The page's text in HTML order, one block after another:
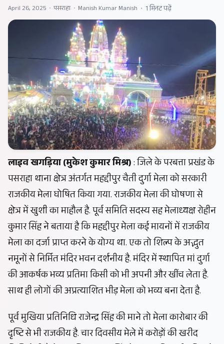
April 26, 2025 • पसराहा • Manish Kumar Manish • 1 मिनट पढ़ें
लाइव खगड़िया (मुकेश कुमार मिश्र): जिले के परबत्ता प्रखंड के
पसराहा थाना क्षेत्र अंतर्गत महद्दीपुर चैती दुर्गा मेला को सरकारी
राजकीय मेला घोषित किया गया. राजकीय मेला की घोषणा से
क्षेत्र में खुशी का माहौल है. पूर्व समिति सदस्य सह मेलाध्यक्ष रोहीन
कुमार सिंह ने बताया है कि महद्दीपुर मेला कई मायनों में राजकीय
मेला का दर्जा प्राप्त करने के योग्य था. एक तो शिल्प के अद्भुत
नमूनों से निर्मित मंदिर भवन दर्शनीय है. मंदिर में स्थापित मां दुर्गा
की आकर्षक भव्य प्रतिमा किसी को भी अपनी और खींच लेता है.
साथ ही लोगों की अप्रत्याशित भीड़ मेला को भव्य बना देता है.
पूर्व मुखिया प्रतिनिधि राजेन्द्र सिंह की माने तो मेला कारोबार की
दृष्टि से भी राजकीय है. चार दिवसीय मेले में करोड़ों की खरीद